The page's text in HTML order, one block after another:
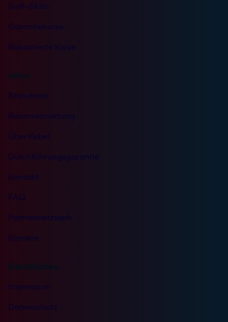
Soft-Skills
Garantiekurse
Rabattierte Kurse
Infos
Standorte
Raumvermietung
Über Kebel
Durchführungsgarantie
Kontakt
FAQ
Partnernetzwerk
Karriere
Rechtliches
Impressum
Datenschutz